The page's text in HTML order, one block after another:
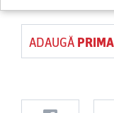
ADAUGĂ